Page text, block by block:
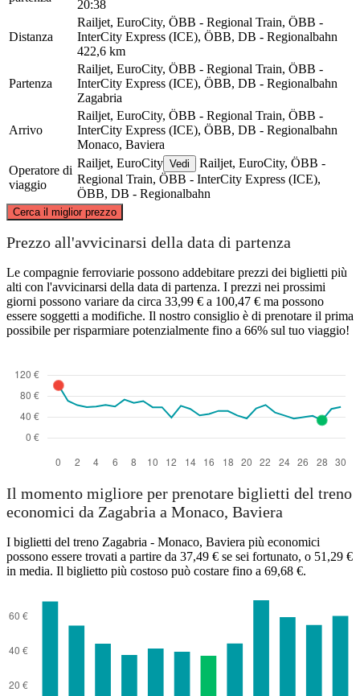
20:38
Distanza
Railjet, EuroCity, ÖBB - Regional Train, ÖBB -
InterCity Express (ICE), ÖBB, DB - Regionalbahn
422,6 km
Partenza
Railjet, EuroCity, ÖBB - Regional Train, ÖBB -
InterCity Express (ICE), ÖBB, DB - Regionalbahn
Zagabria
Arrivo
Railjet, EuroCity, ÖBB - Regional Train, ÖBB -
InterCity Express (ICE), ÖBB, DB - Regionalbahn
Monaco, Baviera
Operatore di
viaggio
Railjet, EuroCity Vedi
Railjet, EuroCity, ÖBB -
Regional Train, ÖBB - InterCity Express (ICE),
ÖBB, DB - Regionalbahn
Cerca il miglior prezzo
Zagreb
©CARTO
Prezzo all'avvicinarsi della data di partenza
Le compagnie ferroviarie possono addebitare prezzi dei biglietti più
alti con l'avvicinarsi della data di partenza. I prezzi nei prossimi
giorni possono variare da circa 33,99 € a 100,47 € ma possono
essere soggetti a modifiche. Il nostro consiglio è di prenotare il prima
possibile per risparmiare potenzialmente fino a 66% sul tuo viaggio!
Il momento migliore per prenotare biglietti del treno
economici da Zagabria a Monaco, Baviera
I biglietti del treno Zagabria - Monaco, Baviera più economici
possono essere trovati a partire da 37,49 € se sei fortunato, o 51,29 €
in media. Il biglietto più costoso può costare fino a 69,68 €.